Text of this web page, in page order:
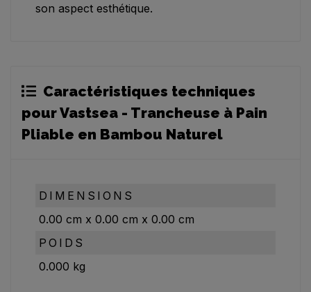
son aspect esthétique.
Caractéristiques techniques
pour Vastsea - Trancheuse à Pain
Pliable en Bambou Naturel
DIMENSIONS
0.00 cm x 0.00 cm x 0.00 cm
POIDS
0.000 kg